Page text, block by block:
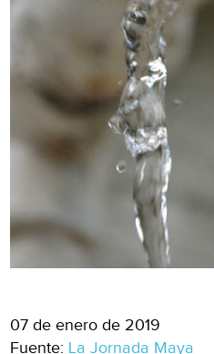
07 de enero de 2019
Fuente: La Jornada Maya